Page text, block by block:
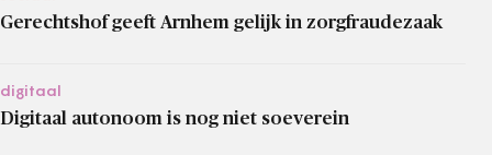
Gerechtshof geeft Arnhem gelijk in zorgfraudezaak
digitaal
Digitaal autonoom is nog niet soeverein